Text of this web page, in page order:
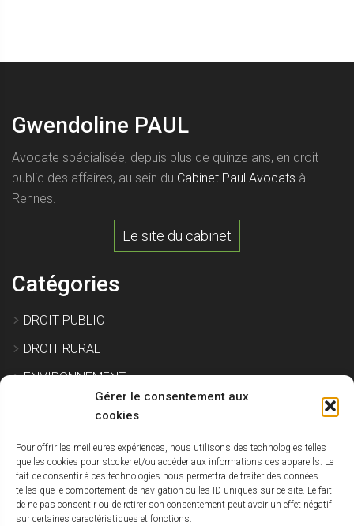
Gérer le consentement aux
cookies
Pour offrir les meilleures expériences, nous utilisons des technologies telles
que les cookies pour stocker et/ou accéder aux informations des appareils. Le
fait de consentir à ces technologies nous permettra de traiter des données
telles que le comportement de navigation ou les ID uniques sur ce site. Le fait
de ne pas consentir ou de retirer son consentement peut avoir un effet négatif
sur certaines caractéristiques et fonctions.
Gwendoline PAUL
Avocate spécialisée, depuis plus de quinze ans, en droit
public des affaires, au sein du Cabinet Paul Avocats à
Rennes.
Le site du cabinet
Catégories
DROIT PUBLIC
DROIT RURAL
ENVIRONNEMENT
EXPROPRIATION
IMMOBILIER ET CONSTRUCTION
SITE POLLUÉ
URBANISME